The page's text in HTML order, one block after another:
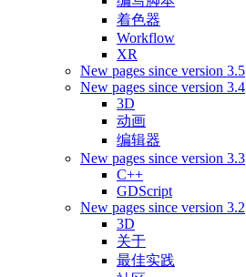
着色器
Workflow
XR
New pages since version 3.5
New pages since version 3.4
3D
动画
编辑器
New pages since version 3.3
C++
GDScript
New pages since version 3.2
3D
关于
最佳实践